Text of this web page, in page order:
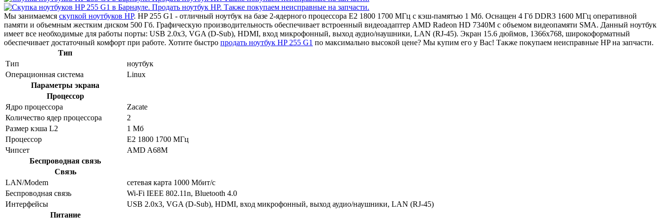
Мы занимаемся скупкой ноутбуков HP. HP 255 G1 - отличный ноутбук на базе 2-ядерного процессора E2 1800 1700 МГц с кэш-памятью 1 Мб. Оснащен 4 Гб DDR3 1600 МГц оперативной
памяти и объемным жестким диском 500 Гб. Графическую производительность обеспечивает встроенный видеоадаптер AMD Radeon HD 7340M с объемом видеопамяти SMA. Данный ноутбук
имеет все необходимые для работы порты: USB 2.0x3, VGA (D-Sub), HDMI, вход микрофонный, выход аудио/наушники, LAN (RJ-45). Экран 15.6 дюймов, 1366x768, широкоформатный
обеспечивает достаточный комфорт при работе. Хотите быстро продать ноутбук HP 255 G1 по максимально высокой цене? Мы купим его у Вас! Также покупаем неисправные HP на запчасти.
Тип
Тип
ноутбук
Операционная система
Linux
Параметры экрана
Процессор
Ядро процессора
Zacate
Количество ядер процессора
2
Размер кэша L2
1 Мб
Процессор
E2 1800 1700 МГц
Чипсет
AMD A68M
Беспроводная связь
Связь
LAN/Modem
сетевая карта 1000 Мбит/c
Беспроводная связь
Wi-Fi IEEE 802.11n, Bluetooth 4.0
Интерфейсы
USB 2.0x3, VGA (D-Sub), HDMI, вход микрофонный, выход аудио/наушники, LAN (RJ-45)
Питание